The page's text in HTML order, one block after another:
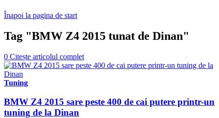
Înapoi la pagina de start
Tag "BMW Z4 2015 tunat de Dinan"
0 Citește articolul complet
Tuning
BMW Z4 2015 sare peste 400 de cai putere printr-un
tuning de la Dinan